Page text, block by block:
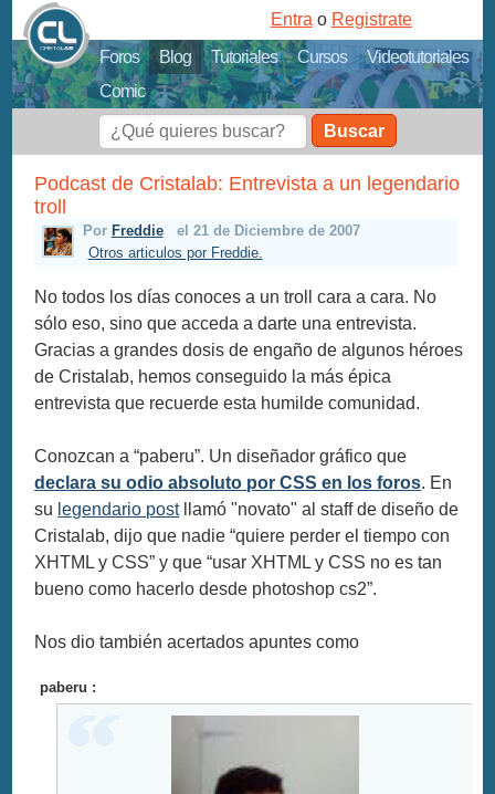
Foros Blog Tutoriales Cursos
Videotutoriales
Comic
Entra o Registrate
Buscar
Podcast de Cristalab: Entrevista a un legendario
troll
Por Freddie
el 21 de Diciembre de 2007
Otros articulos por Freddie.
No todos los días conoces a un troll cara a cara. No
sólo eso, sino que acceda a darte una entrevista.
Gracias a grandes dosis de engaño de algunos héroes
de Cristalab, hemos conseguido la más épica
entrevista que recuerde esta humilde comunidad.
Conozcan a “paberu”. Un diseñador gráfico que
declara su odio absoluto por CSS en los foros. En
su legendario postllamó "novato" al staff de diseño de
Cristalab, dijo que nadie “quiere perder el tiempo con
XHTML y CSS” y que “usar XHTML y CSS no es tan
bueno como hacerlo desde photoshop cs2”.
Nos dio también acertados apuntes como
paberu :